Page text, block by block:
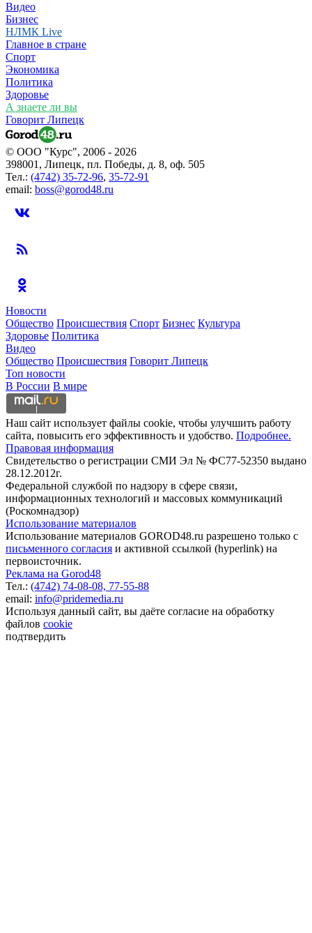
Видео
Бизнес
НЛМК Live
Главное в стране
Спорт
Экономика
Политика
Здоровье
А знаете ли вы
Говорит Липецк
© ООО "Курс", 2006 - 2026
398001, Липецк, пл. Победы, д. 8, оф. 505
Тел.: (4742) 35-72-96, 35-72-91
email: boss@gorod48.ru
Новости
Общество Происшествия Спорт Бизнес Культура
Здоровье Политика
Видео
Общество Происшествия Говорит Липецк
Топ новости
В России В мире
Наш сайт использует файлы cookie, чтобы улучшить работу
сайта, повысить его эффективность и удобство. Подробнее.
Правовая информация
Свидетельство о регистрации СМИ Эл № ФС77-52350 выдано
28.12.2012г.
Федеральной службой по надзору в сфере связи,
информационных технологий и массовых коммуникаций
(Роскомнадзор)
Использование материалов
Использование материалов GOROD48.ru разрешено только с
письменного согласия и активной ссылкой (hyperlink) на
первоисточник.
Реклама на Gorod48
Тел.: (4742) 74-08-08, 77-55-88
email: info@pridemedia.ru
Используя данный сайт, вы даёте согласие на обработку
файлов cookie
подтвердить